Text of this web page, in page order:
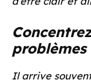
Il arrive